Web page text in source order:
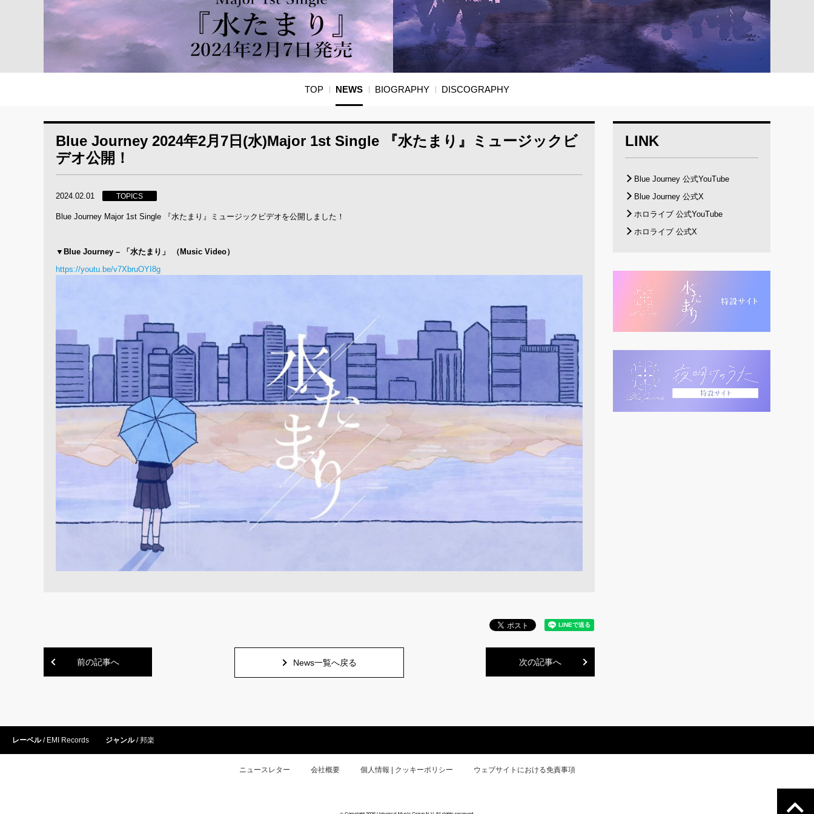
TOP NEWS BIOGRAPHY DISCOGRAPHY
Blue Journey 2024年2月7日(水)Major 1st Single 『水たまり』ミュージックビ
デオ公開！
2024.02.01 TOPICS
Blue Journey Major 1st Single 『水たまり』ミュージックビデオを公開しました！
▼Blue Journey – 「水たまり」 （Music Video）
https://youtu.be/v7XbruOYI8g
前の記事へ 次の記事へ
News一覧へ戻る
LINK
Blue Journey 公式YouTube
Blue Journey 公式X
ホロライブ 公式YouTube
ホロライブ 公式X
レーベル EMI Records ジャンル 邦楽
ニュースレター 会社概要 個人情報 | クッキーポリシー ウェブサイトにおける免責事項